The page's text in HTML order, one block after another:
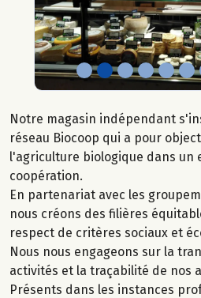
Notre magasin indépendant
réseau Biocoop qui a pour
l'agriculture biologique dans un
coopération.
En partenariat avec les
nous créons des filières
respect de critères sociaux et
Nous nous engageons sur la
activités et la traçabilité de nos
Présents dans les instances